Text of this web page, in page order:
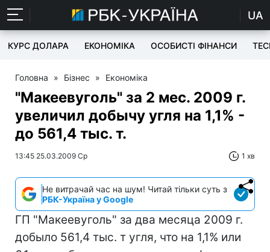
UA
КУРС ДОЛАРА ЕКОНОМІКА ОСОБИСТІ ФІНАНСИ
Головна » Бізнес » Економіка
"Макеевуголь" за 2 мес. 2009 г.
увеличил добычу угля на 1,1% -
до 561,4 тыс. т.
13:45 25.03.2009 Ср 1 хв
Не витрачай час на шум! Читай тільки суть з
РБК-Україна у Google
ГП "Макеевуголь" за два месяца 2009 г.
добыло 561,4 тыс. т угля, что на 1,1% или